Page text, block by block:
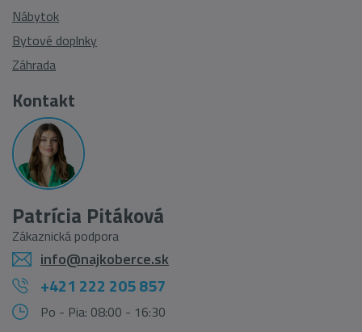
Nábytok
Bytové doplnky
Záhrada
Kontakt
Patrícia Pitáková
Zákaznická podpora
info@najkoberce.sk
+421 222 205 857
Po - Pia: 08:00 - 16:30